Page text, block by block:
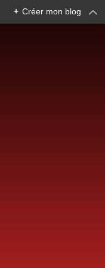
+ Créer mon blog